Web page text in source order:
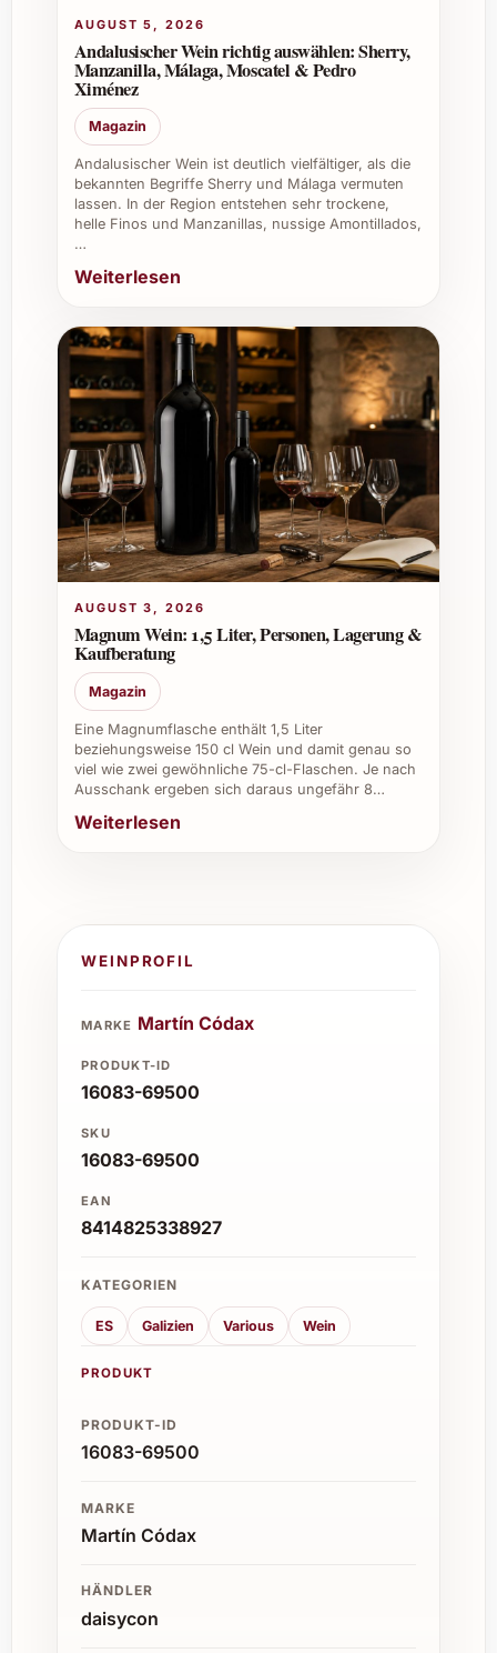
als Begleiter zum Apéro. Seine
fruchtige, lebendige Note begeistert
auch Einsteiger und Weinliebhaber.
Beruflicher Einsatz:
Firmenevents, Geschäftsessen und im
gastronomischen Service. Martín Codax
Vindel 2022 überzeugt mit exzellenter
Qualität und hat eine breite Akzeptanz
Geschenkidee:
Weinkeller:Die Möglichkeit, den Wein
einige Jahre zu lagern, macht ihn zu
einer spannenden Bereicherung für
ambitionierte Sammler.
AUGUST 5, 2026
Andalusischer Wein richtig auswählen: Sherry,
Manzanilla, Málaga, Moscatel & Pedro
Ximénez
Magazin
Andalusischer Wein ist deutlich vielfältiger, als die
bekannten Begriffe Sherry und Málaga vermuten
lassen. In der Region entstehen sehr trockene,
helle Finos und Manzanillas, nussige Amontillados,
…
Weiterlesen
AUGUST 3, 2026
Magnum Wein: 1,5 Liter, Personen, Lagerung &
Kaufberatung
Magazin
Eine Magnumflasche enthält 1,5 Liter
beziehungsweise 150 cl Wein und damit genau so
viel wie zwei gewöhnliche 75-cl-Flaschen. Je nach
Ausschank ergeben sich daraus ungefähr 8…
Weiterlesen
WEINPROFIL
MARKE Martín Códax
PRODUKT-ID
16083-69500
SKU
16083-69500
EAN
8414825338927
KATEGORIEN
ES Galizien Various Wein
PRODUKT
PRODUKT-ID
16083-69500
MARKE
Martín Códax
HÄNDLER
daisycon